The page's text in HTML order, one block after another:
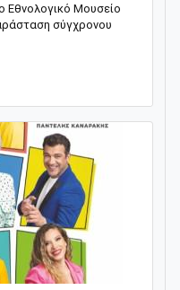
Εθνολογικό Μουσείο
σύγχρονου